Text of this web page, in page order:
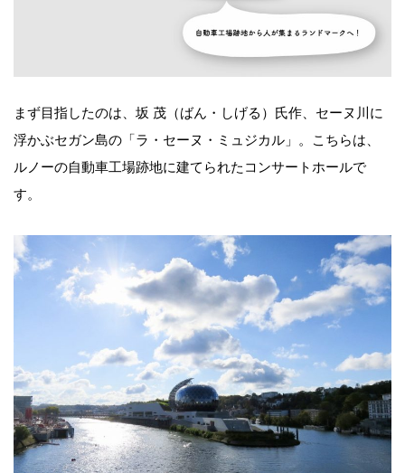
まず目指したのは、坂 茂（ばん・しげる）氏作、セーヌ川に
浮かぶセガン島の「ラ・セーヌ・ミュジカル」。こちらは、
ルノーの自動車工場跡地に建てられたコンサートホールで
す。